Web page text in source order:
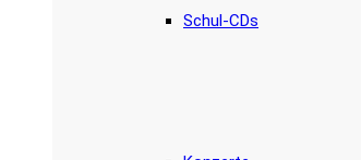
Schul-CDs